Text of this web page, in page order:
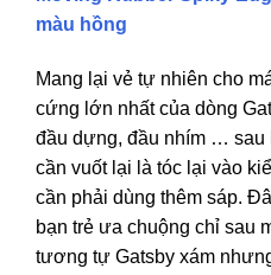
màu hồng
Mang lại vẻ tự nhiên cho
cứng lớn nhất của dòng
đầu dựng, đầu nhím … sau
cần vuốt lại là tóc lại vào
cần phải dùng thêm sáp.
bạn trẻ ưa chuộng chỉ sau
tương tự Gatsby xám